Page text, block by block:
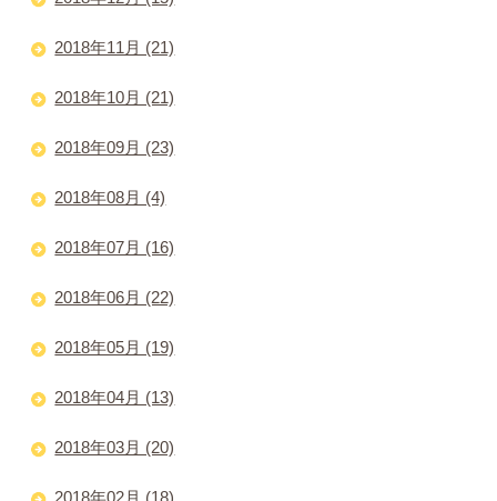
2018年11月 (21)
2018年10月 (21)
2018年09月 (23)
2018年08月 (4)
2018年07月 (16)
2018年06月 (22)
2018年05月 (19)
2018年04月 (13)
2018年03月 (20)
2018年02月 (18)